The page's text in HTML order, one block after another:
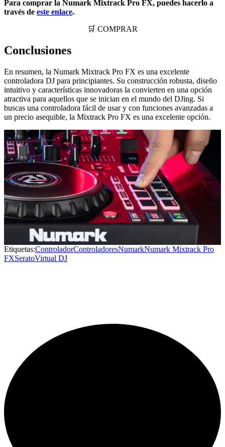
Para comprar la Numark Mixtrack Pro FX, puedes hacerlo a
través de este enlace.
🛒 COMPRAR
Conclusiones
En resumen, la Numark Mixtrack Pro FX es una excelente
controladora DJ para principiantes. Su construcción robusta, diseño
intuitivo y características innovadoras la convierten en una opción
atractiva para aquellos que se inician en el mundo del DJing. Si
buscas una controladora fácil de usar y con funciones avanzadas a
un precio asequible, la Mixtrack Pro FX es una excelente opción.
Etiquetas:ControladorControladoresNumarkNumark Mixtrack Pro
FXSeratoVirtual DJ